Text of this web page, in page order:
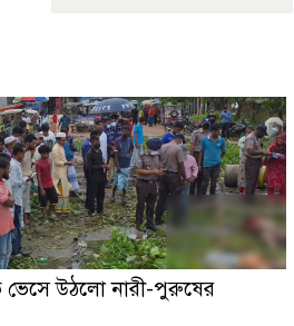
ভেসে উঠলো নারী-পুরুষের